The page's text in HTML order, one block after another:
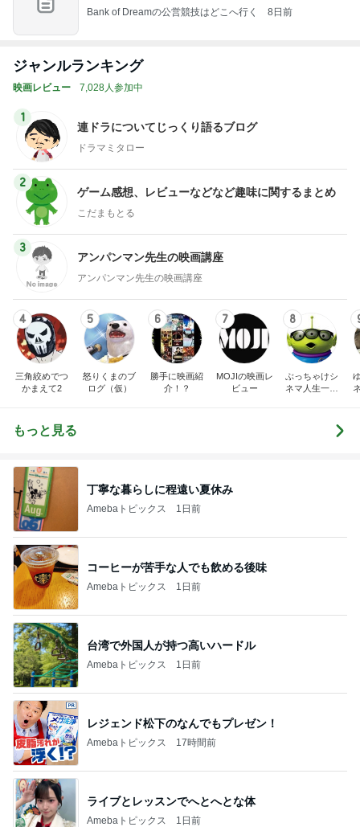
Bank of Dreamの公営競技はどこへ行く 8日前
ジャンルランキング
映画レビュー 7,028人参加中
1
連ドラについてじっくり語るブログ
ドラマミタロー
2
ゲーム感想、レビューなどなど趣味に関するまとめ
こだまもとる
3
アンパンマン先生の映画講座
アンパンマン先生の映画講座
4
三角絞めでつ
かまえて2
5
怒りくまのブ
ログ（仮）
6
勝手に映画紹
介！？
7
MOJIの映画レ
ビュー
8
ぶっちゃけシ
ネマ人生一直
もっと見る
丁寧な暮らしに程遠い夏休み
Amebaトピックス 1日前
コーヒーが苦手な人でも飲める後味
Amebaトピックス 1日前
台湾で外国人が持つ高いハードル
Amebaトピックス 1日前
レジェンド松下のなんでもプレゼン！
Amebaトピックス 17時間前
ライブとレッスンでへとへとな体
Amebaトピックス 1日前